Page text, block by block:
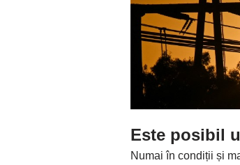
Este posibil
Numai în condiții și